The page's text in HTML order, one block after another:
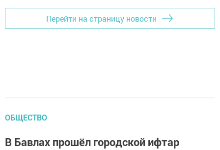
Перейти на страницу новости
ОБЩЕСТВО
В Бавлах прошёл городской ифтар